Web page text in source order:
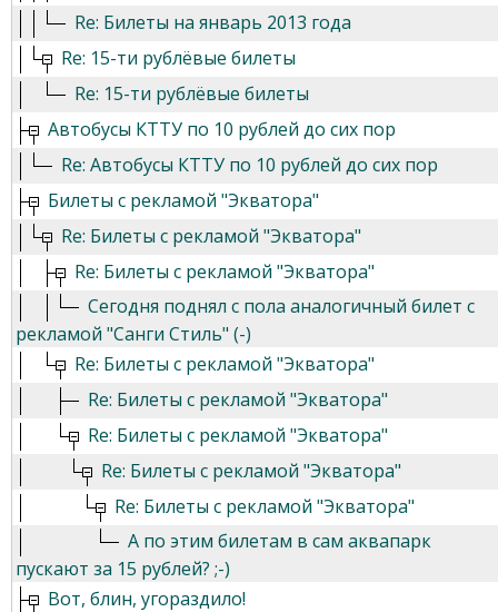
Re: Билеты на январь 2013 года
Re: 15-ти рублёвые билеты
Re: 15-ти рублёвые билеты
Автобусы КТТУ по 10 рублей до сих пор
Re: Автобусы КТТУ по 10 рублей до сих пор
Билеты с рекламой "Экватора"
Re: Билеты с рекламой "Экватора"
Re: Билеты с рекламой "Экватора"
Сегодня поднял с пола аналогичный билет с
рекламой "Санги Стиль" (-)
Re: Билеты с рекламой "Экватора"
Re: Билеты с рекламой "Экватора"
Re: Билеты с рекламой "Экватора"
Re: Билеты с рекламой "Экватора"
Re: Билеты с рекламой "Экватора"
А по этим билетам в сам аквапарк
пускают за 15 рублей? ;-)
Вот, блин, угораздило!